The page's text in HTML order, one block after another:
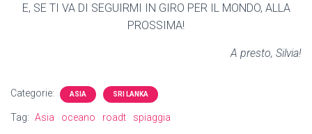
E, SE TI VA DI SEGUIRMI IN GIRO PER IL MONDO, ALLA
PROSSIMA!
A presto, Silvia!
Categorie: ASIA SRI LANKA
Tag: Asia oceano roadt spiaggia